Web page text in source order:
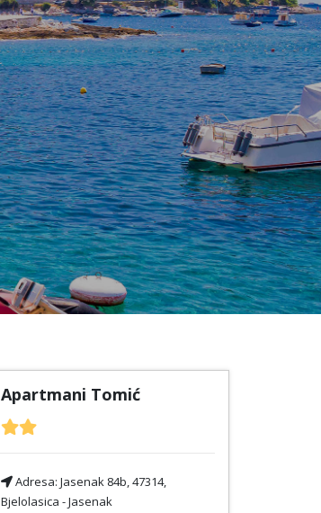
Apartmani Tomić
Adresa: Jasenak 84b, 47314,
Bjelolasica - Jasenak